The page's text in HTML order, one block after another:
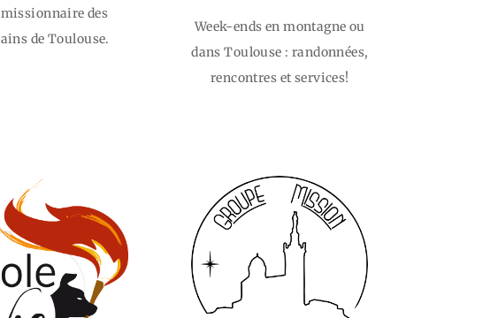
des
de Toulouse.
Week-ends en montagne ou
dans Toulouse : randonnées,
rencontres et services!